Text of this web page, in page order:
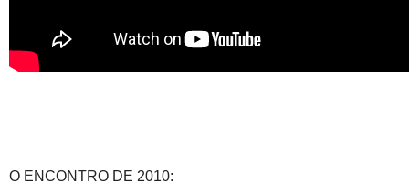
O ENCONTRO DE 2010: